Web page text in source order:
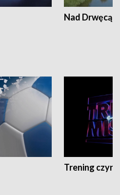
Nad Drwęcą
Trening czyni